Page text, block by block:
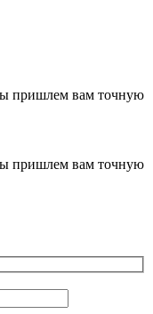
пришлем вам точную
пришлем вам точную